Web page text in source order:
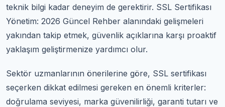
teknik bilgi kadar deneyim de gerektirir. SSL Sertifikası
Yönetim: 2026 Güncel Rehber alanındaki gelişmeleri
yakından takip etmek, güvenlik açıklarına karşı proaktif
yaklaşım geliştirmenize yardımcı olur.
Sektör uzmanlarının önerilerine göre, SSL sertifikası
seçerken dikkat edilmesi gereken en önemli kriterler:
doğrulama seviyesi, marka güvenilirliği, garanti tutarı ve